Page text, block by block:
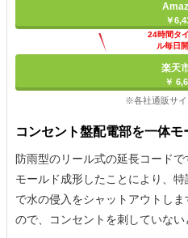
￥
24時間タ
ル毎日
楽天
￥
※各社通販サイ
コンセント盤配電部を一体モ
防雨型のリール式の延長コード
モールド成形したことにより、
で水の侵入をシャットアウトし
ので、コンセントを刺していない